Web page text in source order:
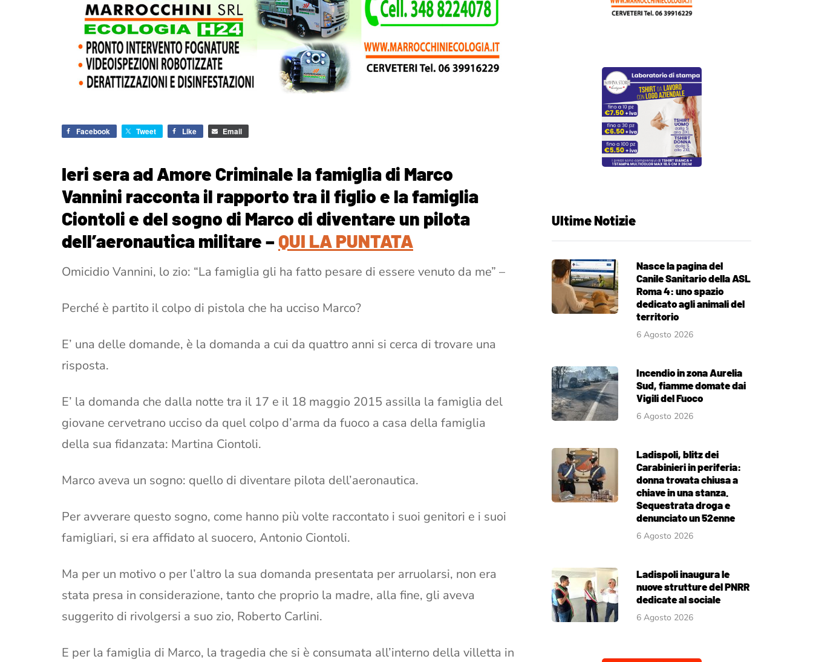
Facebook Tweet Like Email
Ieri sera ad Amore Criminale la famiglia di Marco
Vannini racconta il rapporto tra il figlio e la famiglia
Ciontoli e del sogno di Marco di diventare un pilota
dell’aeronautica militare –QUI LA PUNTATA
Omicidio Vannini, lo zio: “La famiglia gli ha fatto pesare di essere venuto da me” –
Perché è partito il colpo di pistola che ha ucciso Marco?
E’ una delle domande, è la domanda a cui da quattro anni si cerca di trovare una
risposta.
E’ la domanda che dalla notte tra il 17 e il 18 maggio 2015 assilla la famiglia del
giovane cervetrano ucciso da quel colpo d’arma da fuoco a casa della famiglia
della sua fidanzata: Martina Ciontoli.
Marco aveva un sogno: quello di diventare pilota dell’aeronautica.
Per avverare questo sogno, come hanno più volte raccontato i suoi genitori e i suoi
famigliari, si era affidato al suocero, Antonio Ciontoli.
Ma per un motivo o per l’altro la sua domanda presentata per arruolarsi, non era
stata presa in considerazione, tanto che proprio la madre, alla fine, gli aveva
suggerito di rivolgersi a suo zio, Roberto Carlini.
E per la famiglia di Marco, la tragedia che si è consumata all’interno della villetta in
Ultime Notizie
Nasce la pagina del
Canile Sanitario della ASL
Roma 4: uno spazio
dedicato agli animali del
territorio
6 Agosto 2026
Incendio in zona Aurelia
Sud, fiamme domate dai
Vigili del Fuoco
6 Agosto 2026
Ladispoli, blitz dei
Carabinieri in periferia:
donna trovata chiusa a
chiave in una stanza.
Sequestrata droga e
denunciato un 52enne
6 Agosto 2026
Ladispoli inaugura le
nuove strutture del PNRR
dedicate al sociale
6 Agosto 2026